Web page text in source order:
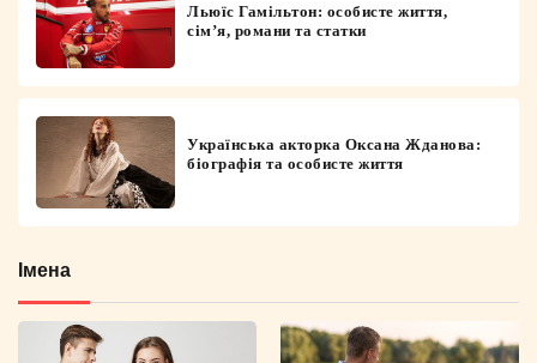
Льюїс Гамільтон: особисте життя,
сім’я, романи та статки
Українська акторка Оксана Жданова:
біографія та особисте життя
Імена